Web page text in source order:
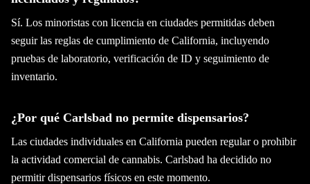
Sí. Los minoristas con licencia en ciudades permitidas deben
seguir las reglas de cumplimiento de California, incluyendo
pruebas de laboratorio, verificación de ID y seguimiento de
inventario.
¿Por qué Carlsbad no permite dispensarios?
Las ciudades individuales en California pueden regular o prohibir
la actividad comercial de cannabis. Carlsbad ha decidido no
permitir dispensarios físicos en este momento.